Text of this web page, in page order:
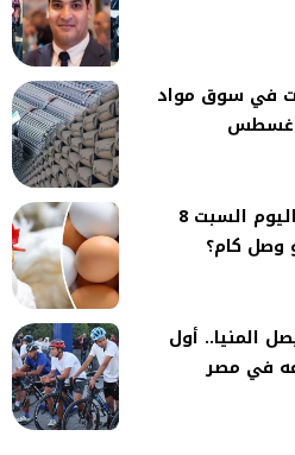
في سوق مواد
أسعار الفراخ والبيض اليوم السبت 8
المنيا.. أول
في مصر